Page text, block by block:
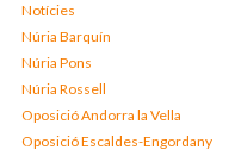
Notícies
Núria Barquín
Núria Pons
Núria Rossell
Oposició Andorra la Vella
Oposició Escaldes-Engordany